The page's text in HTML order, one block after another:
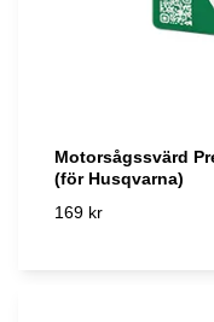
Motorsågssvärd
(för Husqvarna)
169 kr